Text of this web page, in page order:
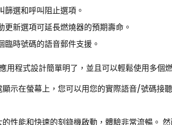
篩選和呼叫阻止選項。
更新選項可延長燃燒器的預期壽命。
臨時號碼的語音郵件支援。
用程式設計簡單明了，並且可以輕鬆使用多個
顯示在螢幕上，您可以用您的實際語音/號碼接
的性能和快速的刻錄機啟動，體驗非常流暢。